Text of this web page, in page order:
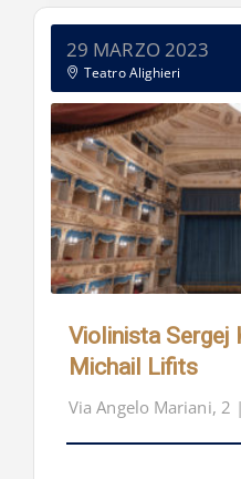
29 MARZO 2023
Teatro Alighieri
Violinista Sergej
Michail Lifits
Via Angelo Mariani, 2